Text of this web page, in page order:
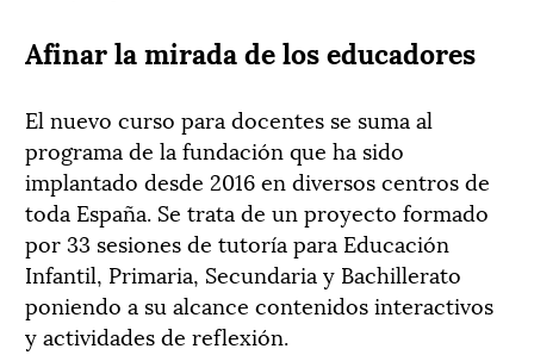
Afinar la mirada de los educadores
El nuevo curso para docentes se suma al
programa de la fundación que ha sido
implantado desde 2016 en diversos centros de
toda España. Se trata de un proyecto formado
por 33 sesiones de tutoría para Educación
Infantil, Primaria, Secundaria y Bachillerato
poniendo a su alcance contenidos interactivos
y actividades de reflexión.